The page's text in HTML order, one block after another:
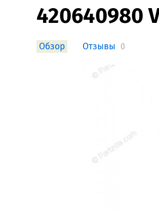
420640980
Обзор Отзывы 0